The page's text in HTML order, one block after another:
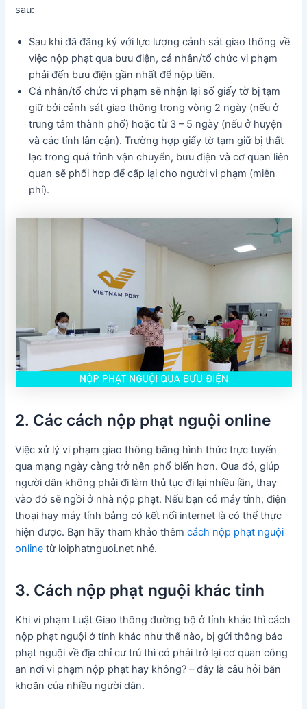
sau:
Sau khi đã đăng ký với lực lượng cảnh sát giao thông về
việc nộp phạt qua bưu điện, cá nhân/tổ chức vi phạm
phải đến bưu điện gần nhất để nộp tiền.
Cá nhân/tổ chức vi phạm sẽ nhận lại số giấy tờ bị tạm
giữ bởi cảnh sát giao thông trong vòng 2 ngày (nếu ở
trung tâm thành phố) hoặc từ 3 – 5 ngày (nếu ở huyện
và các tỉnh lân cận). Trường hợp giấy tờ tạm giữ bị thất
lạc trong quá trình vận chuyển, bưu điện và cơ quan liên
quan sẽ phối hợp để cấp lại cho người vi phạm (miễn
phí).
2. Các cách nộp phạt nguội online
Việc xử lý vi phạm giao thông bằng hình thức trực tuyến
qua mạng ngày càng trở nên phổ biến hơn. Qua đó, giúp
người dân không phải đi làm thủ tục đi lại nhiều lần, thay
vào đó sẽ ngồi ở nhà nộp phạt. Nếu bạn có máy tính, điện
thoại hay máy tính bảng có kết nối internet là có thể thực
hiện được. Bạn hãy tham khảo thêmcách nộp phạt nguội
online từ loiphatnguoi.net nhé.
3. Cách nộp phạt nguội khác tỉnh
Khi vi phạm Luật Giao thông đường bộ ở tỉnh khác thì cách
nộp phạt nguội ở tỉnh khác như thế nào, bị gửi thông báo
phạt nguội về địa chỉ cư trú thì có phải trở lại cơ quan công
an nơi vi phạm nộp phạt hay không? – đây là câu hỏi băn
khoăn của nhiều người dân.